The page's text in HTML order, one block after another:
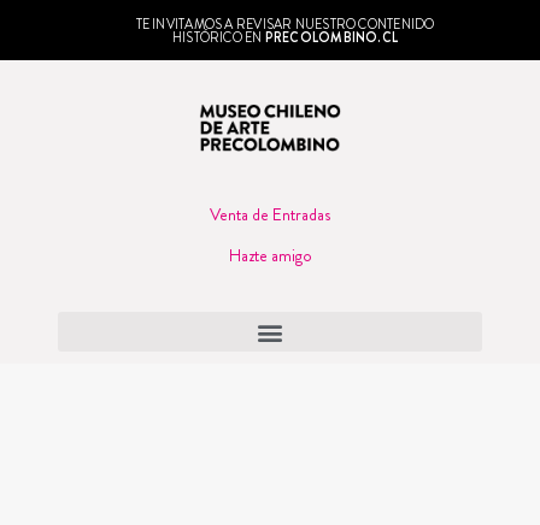
TE INVITAMOS A REVISAR NUESTRO CONTENIDO
HISTÓRICO EN PRECOLOMBINO.CL
Venta de Entradas
Hazte amigo